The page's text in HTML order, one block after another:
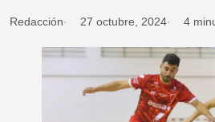
Redacción 27 octubre, 2024 4